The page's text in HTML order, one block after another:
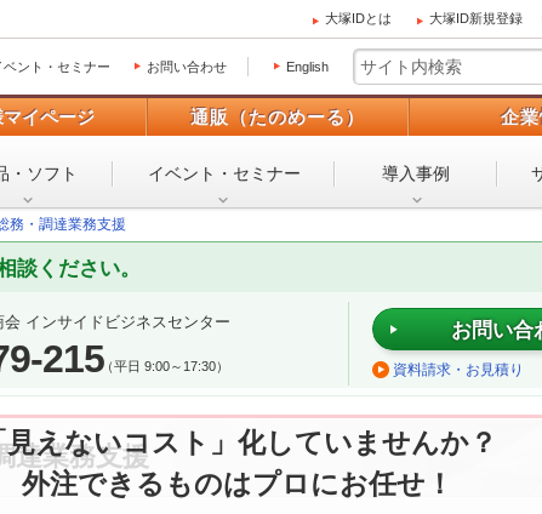
大塚IDとは 大塚ID新規登録
ベント・セミナー お問い合わせ English
イページ 通販（たのめーる） 企業
・ソフト イベント・ セミナー 導入事例
務・調達業務支援
談ください。
会 インサイドビジネスセンター
215（平日 9:00～17:30）
お問い合
資料請求・お見積り
達業務支援
見えないコスト」化していませんか？
外注できるものはプロにお任せ！